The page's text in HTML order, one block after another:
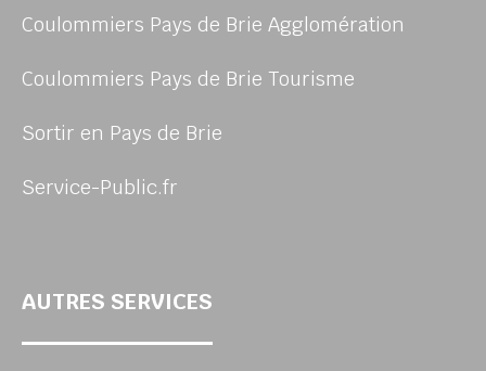
Coulommiers Pays de Brie Agglomération
Coulommiers Pays de Brie Tourisme
Sortir en Pays de Brie
Service-Public.fr
AUTRES SERVICES